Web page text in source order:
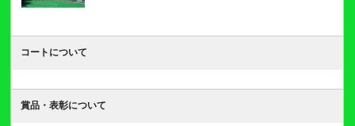
コートについて
賞品・表彰について